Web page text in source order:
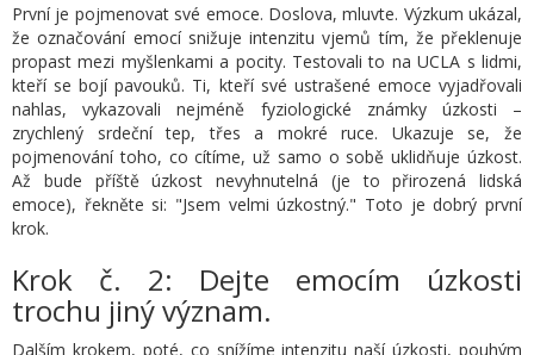
První je pojmenovat své emoce. Doslova, mluvte. Výzkum ukázal,
že označování emocí snižuje intenzitu vjemů tím, že překlenuje
propast mezi myšlenkami a pocity. Testovali to na UCLA s lidmi,
kteří se bojí pavouků. Ti, kteří své ustrašené emoce vyjadřovali
nahlas, vykazovali nejméně fyziologické známky úzkosti –
zrychlený srdeční tep, třes a mokré ruce. Ukazuje se, že
pojmenování toho, co cítíme, už samo o sobě uklidňuje úzkost.
Až bude příště úzkost nevyhnutelná (je to přirozená lidská
emoce), řekněte si: "Jsem velmi úzkostný." Toto je dobrý první
krok.
Krok č. 2: Dejte emocím úzkosti
trochu jiný význam.
Dalším krokem, poté, co snížíme intenzitu naší úzkosti, pouhým